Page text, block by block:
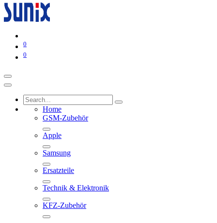
0
0
Home
GSM-Zubehör
Apple
Samsung
Ersatzteile
Technik & Elektronik
KFZ-Zubehör